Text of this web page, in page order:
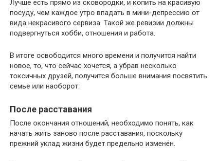
Лучше есть прямо из сковородки, и копить на красивую
посуду, чем каждое утро впадать в мини-депрессию от
вида некрасивого сервиза. Такой же ревизии должны
подвергнуться хобби, отношения и работа.
В итоге освободится много времени и получится найти
новое, то, что сейчас хочется, а убрав несколько
токсичных друзей, получится больше внимания посвятить
семье или наоборот.
После расставания
После окончания отношений, необходимо понять, как
начать жить заново после расставания, поскольку
прежний уклад жизни будет предельно изменён.